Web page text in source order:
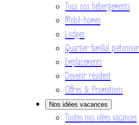
Tous nos hébergements
Mobil-homes
Lodges
Quartier familial piétonnier
Emplacements
Devenir résident
Offres & Promotions
Nos idées vacances
Toutes nos idées vacances